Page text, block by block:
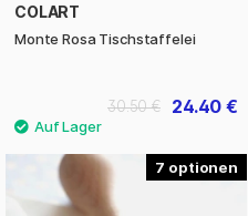
COLART
Monte Rosa Tischstaffelei
24.40 €
30.50 €
7